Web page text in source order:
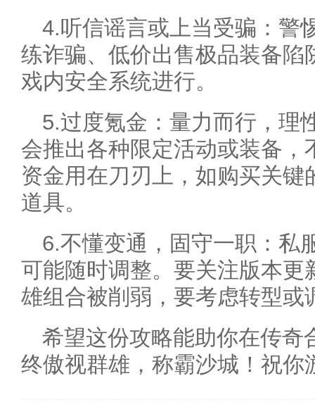
4.听信谣言或上当受骗：警
练诈骗、低价出售极品装备陷
戏内安全系统进行。
5.过度氪金：量力而行，理
会推出各种限定活动或装备，
资金用在刀刃上，如购买关
道具。
6.不懂变通，固守一职：私
可能随时调整。要关注版本更
雄组合被削弱，要考虑转型或
希望这份攻略能助你在传奇
终傲视群雄，称霸沙城！祝你